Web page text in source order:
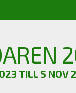
TILL 5 NOV